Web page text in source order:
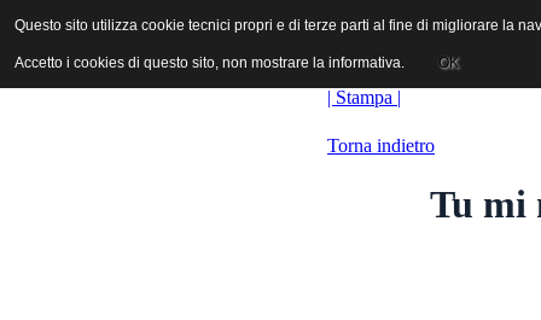
ANICA | Associazione Nazionale Industrie Cinematografiche
| Stampa |
Torna indietro
Tu mi
Questo sito utilizza cookie tecnici propri e di terze parti al fine di migliorare la
Accetto i cookies di questo sito, non mostrare la informativa. OK
Questo sito utilizza cookie tecnici propri e di terze parti al fine di migliorare la
Accetto i cookies di questo sito, non mostrare la informativa. OK